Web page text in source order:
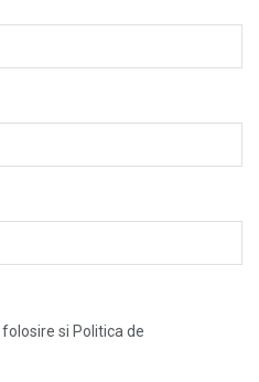
si Politica de